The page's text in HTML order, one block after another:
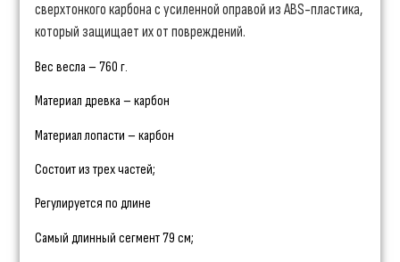
сверхтонкого карбона с усиленной оправой из ABS-пластика,
который защищает их от повреждений.
Вес весла – 760 г.
Материал древка – карбон
Материал лопасти – карбон
Состоит из трех частей;
Регулируется по длине
Самый длинный сегмент 79 см;